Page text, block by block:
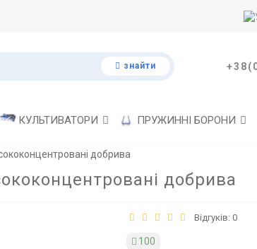
знайти
КУЛЬТИВАТОРИ ПРУЖИННІ БОРОНИ
добрива
добрива
Відгуків: 0
100